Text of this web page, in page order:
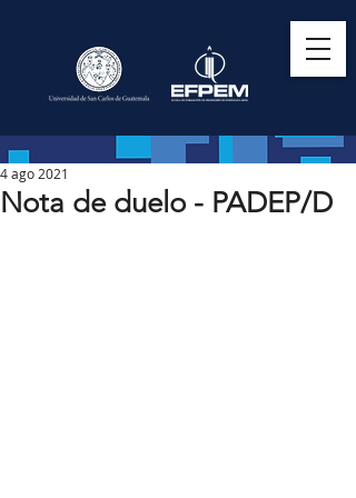
Nota de duelo - PADEP/D
4 ago 2021